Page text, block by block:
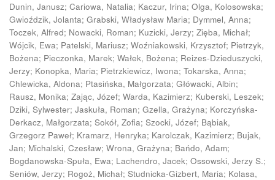
Dunin, Janusz; Cariowa, Natalia; Kaczur, Irina; Olga, Kolosowska;
Gwioździk, Jolanta; Grabski, Władysław Maria; Dymmel, Anna;
Toczek, Alfred; Nowacki, Roman; Kuzicki, Jerzy; Zięba, Michał;
Wójcik, Ewa; Patelski, Mariusz; Woźniakowski, Krzysztof; Pietrzyk,
Bożena; Pieczonka, Marek; Wałek, Bożena; Reizes-Dzieduszycki,
Jerzy; Konopka, Maria; Pietrzkiewicz, Iwona; Tokarska, Anna;
Chlewicka, Aldona; Ptasińska, Małgorzata; Główacki, Albin;
Rausz, Monika; Zając, Józef; Warda, Kazimierz; Kuberski, Leszek;
Dziki, Sylwester; Jaskuła, Roman; Gzella, Grażyna; Korczyńska-
Derkacz, Małgorzata; Sokół, Zofia; Szocki, Józef; Bąbiak,
Grzegorz Paweł; Kramarz, Henryka; Karolczak, Kazimierz; Bujak,
Jan; Michalski, Czesław; Wrona, Grażyna; Bańdo, Adam;
Bogdanowska-Spuła, Ewa; Lachendro, Jacek; Ossowski, Jerzy S.;
Seniów, Jerzy; Rogoż, Michał; Studnicka-Gizbert, Maria; Kolasa,